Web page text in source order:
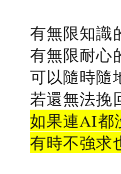
有無限知識
有無限耐心
可以隨時隨
若還無法挽
如果連AI都
有時不強求